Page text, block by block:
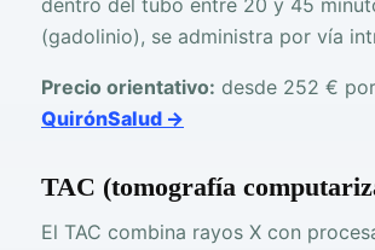
dentro del tubo entre 20 y 45
(gadolinio), se administra por vía
Precio orientativo: desde 252 €
QuirónSalud →
TAC (tomografía
El TAC combina rayos X con